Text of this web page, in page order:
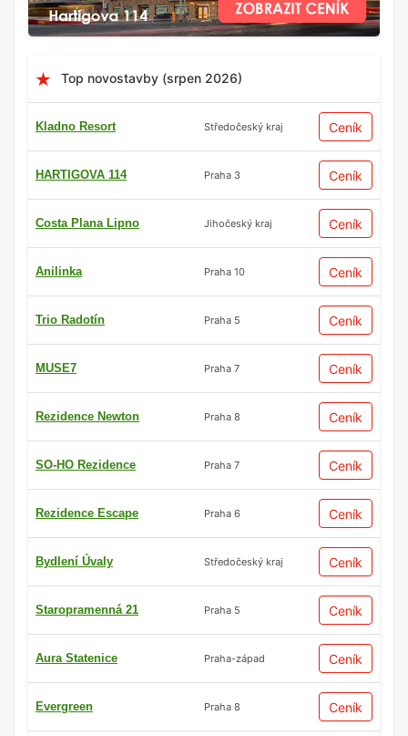
Top novostavby (srpen 2026)
Kladno Resort Středočeský kraj Ceník
HARTIGOVA 114 Praha 3 Ceník
Costa Plana Lipno Jihočeský kraj Ceník
Anilinka Praha 10 Ceník
Trio Radotín Praha 5 Ceník
MUSE7 Praha 7 Ceník
Rezidence Newton Praha 8 Ceník
SO-HO Rezidence Praha 7 Ceník
Rezidence Escape Praha 6 Ceník
Bydlení Úvaly Středočeský kraj Ceník
Staropramenná 21 Praha 5 Ceník
Aura Statenice Praha-západ Ceník
Evergreen Praha 8 Ceník